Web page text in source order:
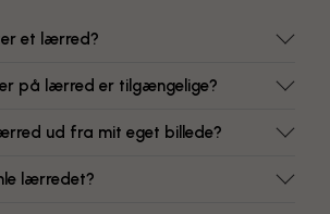
et lærred?
på lærred er tilgængelige?
ud fra mit eget billede?
lærredet?